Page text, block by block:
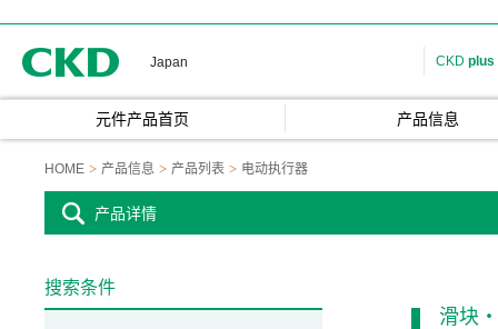
Japan CKD plus
元件产品首页 产品信息
HOME 产品信息 产品列表 电动执行器
产品详情
滑块
搜索条件